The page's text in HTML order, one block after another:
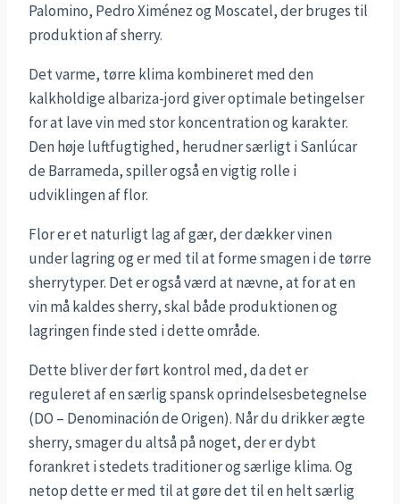
Palomino, Pedro Ximénez og Moscatel, der bruges til
produktion af sherry.
Det varme, tørre klima kombineret med den
kalkholdige albariza-jord giver optimale betingelser
for at lave vin med stor koncentration og karakter.
Den høje luftfugtighed, herudner særligt i Sanlúcar
de Barrameda, spiller også en vigtig rolle i
udviklingen af flor.
Flor er et naturligt lag af gær, der dækker vinen
under lagring og er med til at forme smagen i de tørre
sherrytyper. Det er også værd at nævne, at for at en
vin må kaldes sherry, skal både produktionen og
lagringen finde sted i dette område.
Dette bliver der ført kontrol med, da det er
reguleret af en særlig spansk oprindelsesbetegnelse
(DO – Denominación de Origen). Når du drikker ægte
sherry, smager du altså på noget, der er dybt
forankret i stedets traditioner og særlige klima. Og
netop dette er med til at gøre det til en helt særlig